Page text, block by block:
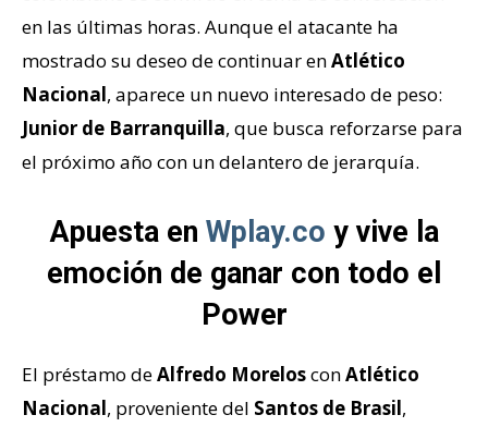
en las últimas horas. Aunque el atacante ha
mostrado su deseo de continuar enAtlético
Nacional, aparece un nuevo interesado de peso:
Junior de Barranquilla, que busca reforzarse para
el próximo año con un delantero de jerarquía.
Apuesta en Wplay.co y vive la
emoción de ganar con todo el
Power
El préstamo deAlfredo MorelosconAtlético
Nacional, proveniente del Santos de Brasil,